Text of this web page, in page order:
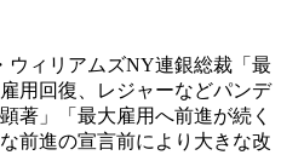
・ウィリアムズNY連銀総裁「最
用回復、レジャーなどパンデ
著」「最大雇用へ前進が続く
前進の宣言前により大きな改